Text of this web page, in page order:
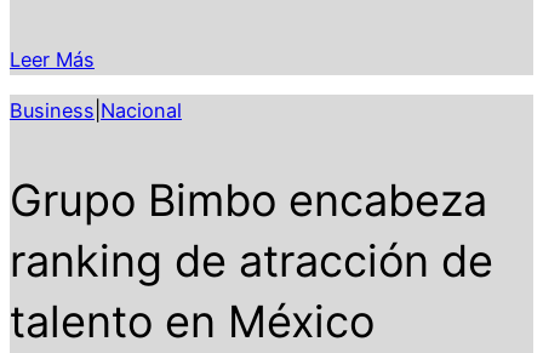
Leer Más
Business Nacional
Grupo Bimbo encabeza
ranking de atracción de
talento en México